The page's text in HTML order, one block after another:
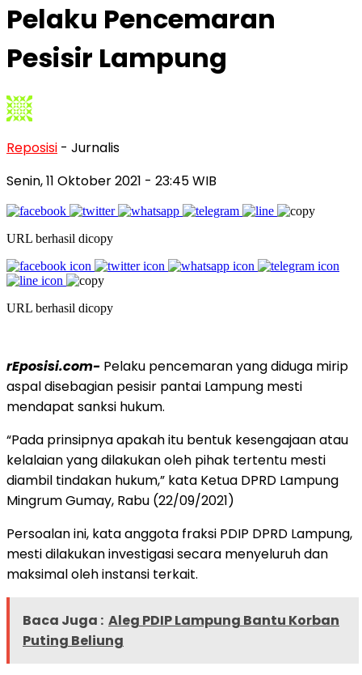
Pelaku Pencemaran
Pesisir Lampung
Reposisi - Jurnalis
Senin, 11 Oktober 2021 - 23:45 WIB
URL berhasil dicopy
URL berhasil dicopy
rEposisi.com- Pelaku pencemaran yang diduga mirip
aspal disebagian pesisir pantai Lampung mesti
mendapat sanksi hukum.
“Pada prinsipnya apakah itu bentuk kesengajaan atau
kelalaian yang dilakukan oleh pihak tertentu mesti
diambil tindakan hukum,” kata Ketua DPRD Lampung
Mingrum Gumay, Rabu (22/09/2021)
Persoalan ini, kata anggota fraksi PDIP DPRD Lampung,
mesti dilakukan investigasi secara menyeluruh dan
maksimal oleh instansi terkait.
Baca Juga : Aleg PDIP Lampung Bantu Korban
Puting Beliung